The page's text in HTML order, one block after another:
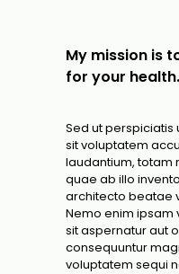
My mission is
for your health.
Sed ut perspiciatis
sit voluptatem
laudantium, totam
quae ab illo
architecto beatae
Nemo enim ipsam
sit aspernatur aut
consequuntur
voluptatem sequi